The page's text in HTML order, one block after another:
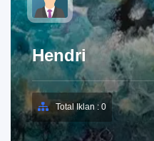
Hendri
Total Iklan : 0